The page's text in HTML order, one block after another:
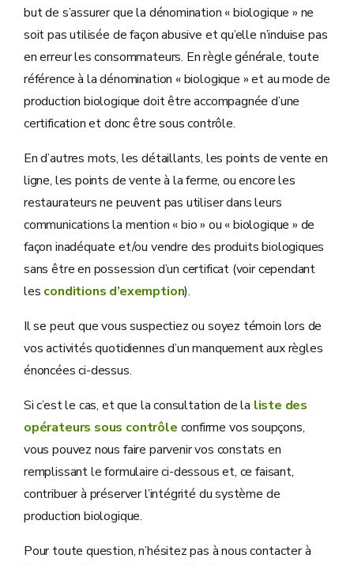
but de s’assurer que la dénomination « biologique » ne
soit pas utilisée de façon abusive et qu’elle n’induise pas
en erreur les consommateurs. En règle générale, toute
référence à la dénomination « biologique » et au mode de
production biologique doit être accompagnée d’une
certification et donc être sous contrôle.
En d’autres mots, les détaillants, les points de vente en
ligne, les points de vente à la ferme, ou encore les
restaurateurs ne peuvent pas utiliser dans leurs
communications la mention « bio » ou « biologique » de
façon inadéquate et/ou vendre des produits biologiques
sans être en possession d’un certificat (voir cependant
les conditions d’exemption).
Il se peut que vous suspectiez ou soyez témoin lors de
vos activités quotidiennes d’un manquement aux règles
énoncées ci-dessus.
Si c’est le cas, et que la consultation de la liste des
opérateurs sous contrôle confirme vos soupçons,
vous pouvez nous faire parvenir vos constats en
remplissant le formulaire ci-dessous et, ce faisant,
contribuer à préserver l’intégrité du système de
production biologique.
Pour toute question, n’hésitez pas à nous contacter à